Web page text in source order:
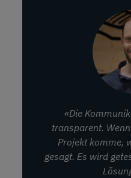
«Die
transparent.
Projekt komme,
gesagt. Es wird